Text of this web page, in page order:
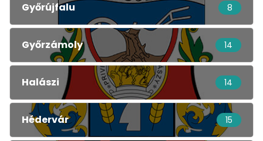
Győrújfalu 8
Győrzámoly 14
Halászi 14
Hédervár 15